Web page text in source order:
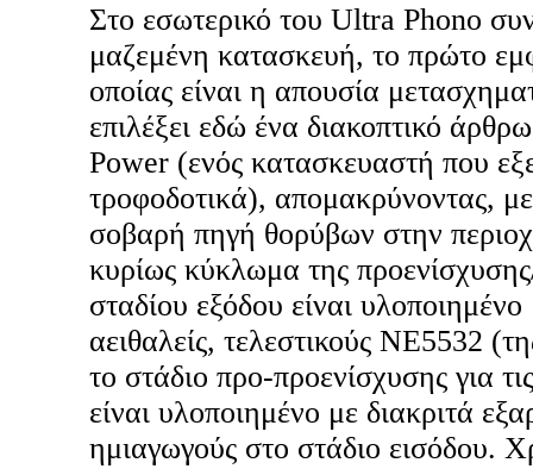
Στο εσωτερικό του Ultra Phono
μαζεμένη κατασκευή, το πρώτο
οποίας είναι η απουσία
επιλέξει εδώ ένα διακοπτικό
Power (ενός κατασκευαστή που
τροφοδοτικά), απομακρύνοντας,
σοβαρή πηγή θορύβων στην
κυρίως κύκλωμα της
σταδίου εξόδου είναι
αειθαλείς, τελεστικούς ΝΕ5532
το στάδιο προ-προενίσχυσης για
είναι υλοποιημένο με διακριτά
ημιαγωγούς στο στάδιο εισόδου.